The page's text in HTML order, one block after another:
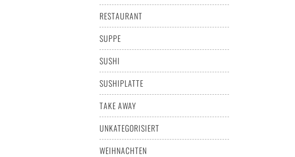
RESTAURANT
SUPPE
SUSHI
SUSHIPLATTE
TAKE AWAY
UNKATEGORISIERT
WEIHNACHTEN